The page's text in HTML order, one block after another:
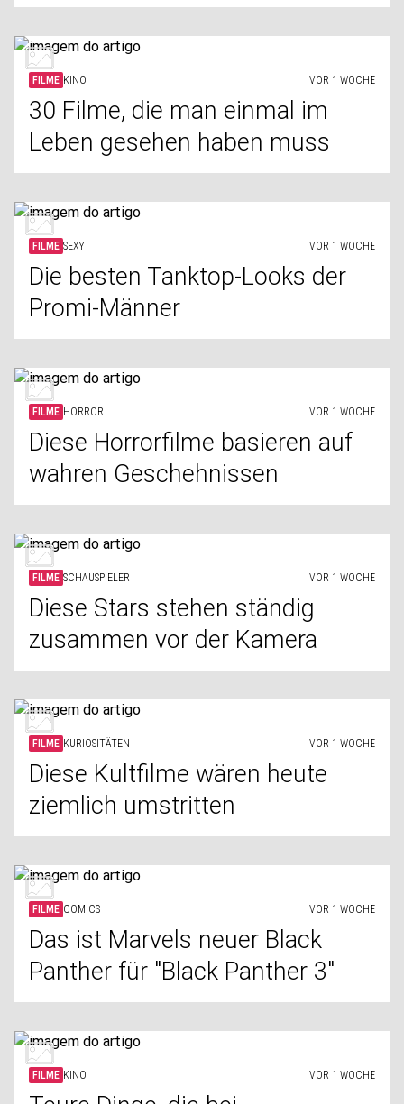
FILME KINO VOR 1 WOCHE
30 Filme, die man einmal im
Leben gesehen haben muss
FILME SEXY VOR 1 WOCHE
Die besten Tanktop-Looks der
Promi-Männer
FILME HORROR VOR 1 WOCHE
Diese Horrorfilme basieren auf
wahren Geschehnissen
FILME SCHAUSPIELER VOR 1 WOCHE
Diese Stars stehen ständig
zusammen vor der Kamera
FILME KURIOSITÄTEN VOR 1 WOCHE
Diese Kultfilme wären heute
ziemlich umstritten
FILME COMICS VOR 1 WOCHE
Das ist Marvels neuer Black
Panther für "Black Panther 3"
FILME KINO VOR 1 WOCHE